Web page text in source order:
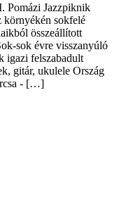
Pomázi Jazzpiknik
környékén sokfelé
összeállított
sok évre visszanyúló
igazi felszabadult
gitár, ukulele Ország
- […]